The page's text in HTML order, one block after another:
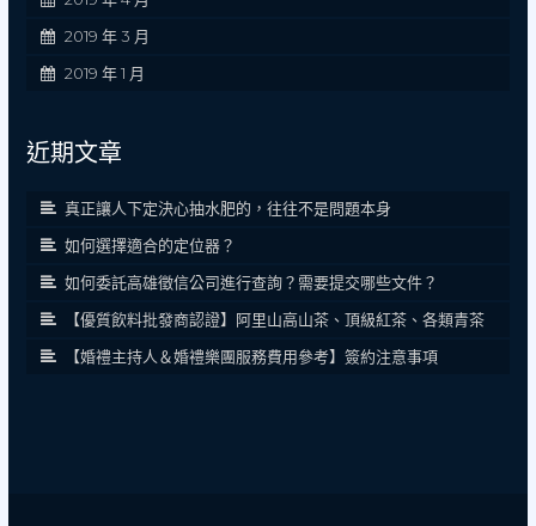
2019 年 3 月
2019 年 1 月
近期文章
真正讓人下定決心抽水肥的，往往不是問題本身
如何選擇適合的定位器？
如何委託高雄徵信公司進行查詢？需要提交哪些文件？
【優質飲料批發商認證】阿里山高山茶、頂級紅茶、各類青茶
【婚禮主持人＆婚禮樂團服務費用參考】簽約注意事項